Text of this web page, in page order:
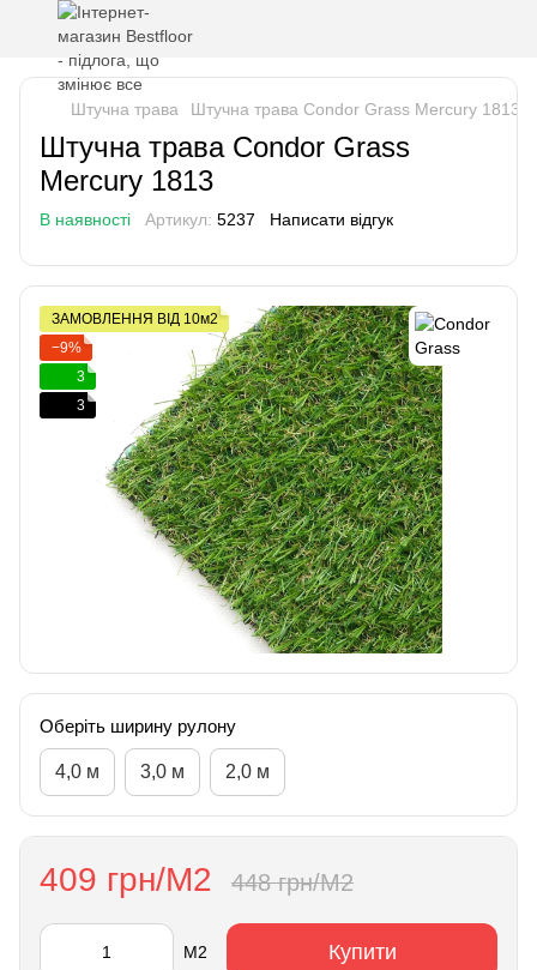
Штучна трава Штучна трава Condor Grass Mercury 1813
Штучна трава Condor Grass
Mercury 1813
В наявності Артикул: 5237 Написати відгук
ЗАМОВЛЕННЯ ВІД 10м2
−9%
3
3
Оберіть ширину рулону
4,0 м 3,0 м 2,0 м
409 грн/М2 448 грн/М2
М2 Купити